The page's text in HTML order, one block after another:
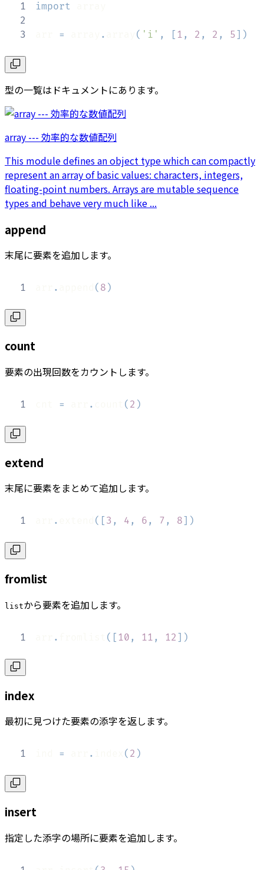
1 import
2
3
= . ( 'i' , 1 , 2 , 2 , 5 )
型の一覧はドキュメントにあります。
array --- 効率的な数値配列
This module defines an object type which can compactly
represent an array of basic values: characters, integers,
floating-point numbers. Arrays are mutable sequence
types and behave very much like ...
append
末尾に要素を追加します。
1 . ( 8 )
count
要素の出現回数をカウントします。
1 = . ( 2 )
extend
末尾に要素をまとめて追加します。
1 . ( 3 , 4 , 6 , 7 , 8 )
fromlist
listから要素を追加します。
1 . ( [ 10 , 11 , 12 ] )
index
最初に見つけた要素の添字を返します。
1 = . ( 2 )
insert
指定した添字の場所に要素を追加します。